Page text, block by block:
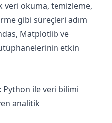
veri okuma, temizleme,
gibi süreçleri adım
Matplotlib ve
etkin
Python ile veri bilimi
analitik